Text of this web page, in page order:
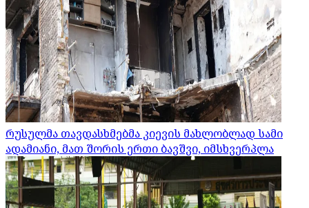
რუსულმა თავდასხმებმა კიევის მახლობლად სამი
ადამიანი, მათ შორის ერთი ბავშვი, იმსხვერპლა